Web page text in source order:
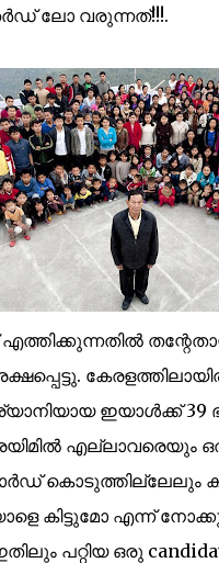
ലോ വരുന്നത്!!!.
ഇയാള്‍ക്ക് 39
എല്ലാവരെയും
കൊടുത്തില്ലേലും
കിട്ടുമോ എന്ന്
പറ്റിയ ഒരു